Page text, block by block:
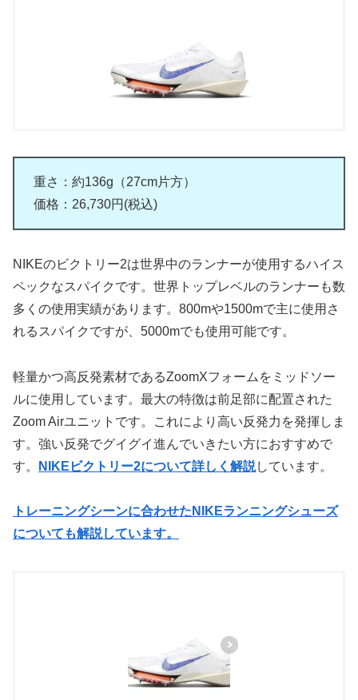
重さ：約136g（27cm片方）
価格：26,730円(税込)
NIKEのビクトリー2は世界中のランナーが使用するハイス
ペックなスパイクです。世界トップレベルのランナーも数
多くの使用実績があります。800mや1500mで主に使用さ
れるスパイクですが、5000mでも使用可能です。
軽量かつ高反発素材であるZoomXフォームをミッドソー
ルに使用しています。最大の特徴は前足部に配置された
Zoom Airユニットです。これにより高い反発力を発揮しま
す。強い反発でグイグイ進んでいきたい方におすすめで
す。
NIKEビクトリー2について詳しく解説しています。
トレーニングシーンに合わせたNIKEランニングシューズ
についても解説しています。